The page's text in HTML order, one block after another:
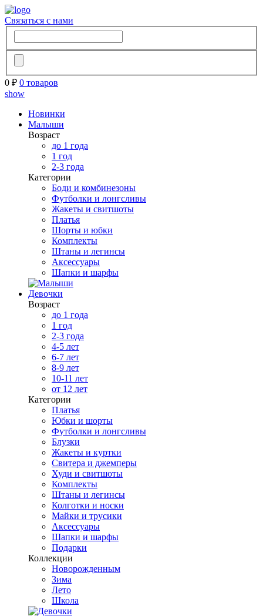
Связаться с нами
0 ₽ 0 товаров
show
Новинки
Малыши
Возраст
до 1 года
1 год
2-3 года
Категории
Боди и комбинезоны
Футболки и лонгсливы
Жакеты и свитшоты
Платья
Шорты и юбки
Комплекты
Штаны и легинсы
Аксессуары
Шапки и шарфы
Девочки
Возраст
до 1 года
1 год
2-3 года
4-5 лет
6-7 лет
8-9 лет
10-11 лет
от 12 лет
Категории
Платья
Юбки и шорты
Футболки и лонгсливы
Блузки
Жакеты и куртки
Свитера и джемперы
Худи и свитшоты
Комплекты
Штаны и легинсы
Колготки и носки
Майки и трусики
Аксессуары
Шапки и шарфы
Подарки
Коллекции
Новорожденным
Зима
Лето
Школа